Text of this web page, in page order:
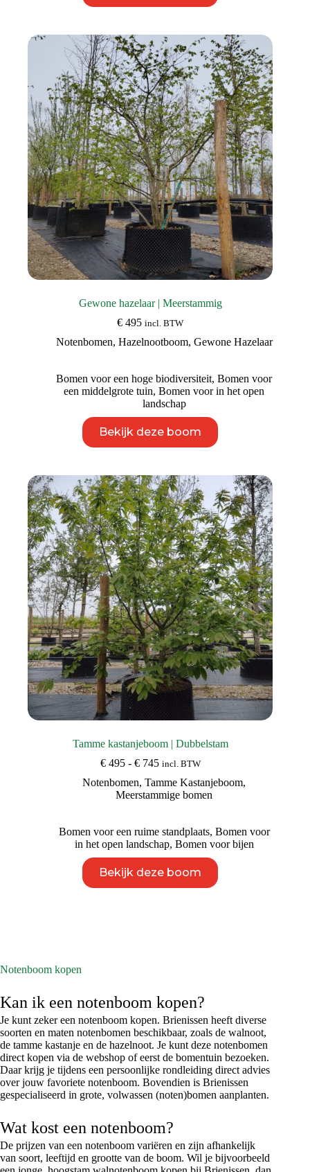
heeft
Deze
optie
kan
gekozen
worden
op
de
productpagina
Gewone hazelaar | Meerstammig
€ 495 incl. BTW
Notenbomen, Hazelnootboom, Gewone Hazelaar
Bomen voor een hoge biodiversiteit,Bomen voor
een middelgrote tuin,Bomen voor in het open
landschap
Bekijk deze boom
product
heeft
Deze
optie
kan
gekozen
worden
op
de
productpagina
Tamme kastanjeboom | Dubbelstam
€495 - €745Prijsklasse:
tot
€ 745
incl. BTW
Notenbomen,Tamme Kastanjeboom,
Meerstammige bomen
Bomen voor een ruime standplaats, Bomen voor
in het open landschap, Bomen voor bijen
Bekijk deze boom
product
heeft
de
productpagina
Notenboom kopen
Kan ik een notenboom kopen?
Je kunt zeker een notenboom kopen. Brienissen heeft diverse
soorten en maten notenbomen beschikbaar, zoals de walnoot,
de tamme kastanje en de hazelnoot. Je kunt deze notenbomen
direct kopen via de webshop of eerst de bomentuin bezoeken.
Daar krijg je tijdens een persoonlijke rondleiding direct advies
over jouw favoriete notenboom. Bovendien is Brienissen
gespecialiseerd in grote, volwassen (noten)bomen aanplanten.
Wat kost een notenboom?
De prijzen van een notenboom variëren en zijn afhankelijk
van soort, leeftijd en grootte van de boom. Wil je bijvoorbeeld